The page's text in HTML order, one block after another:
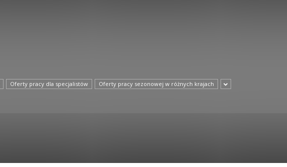
Oferty pracy dla specjalistów Oferty pracy sezonowej w różnych krajach